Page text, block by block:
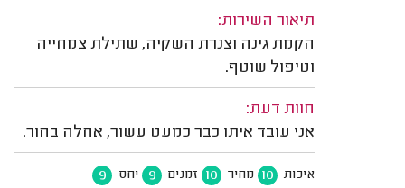
תיאור השירות:
הקמת גינה וצנרת השקיה, שתילת צמחייה
וטיפול שוטף.
חוות דעת:
אני עובד איתו כבר כמעט עשור, אחלה בחור.
איכות 10 מחיר 10 זמנים 9 יחס 9